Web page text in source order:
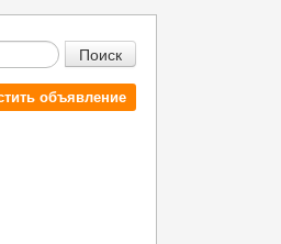
Поиск
объявление